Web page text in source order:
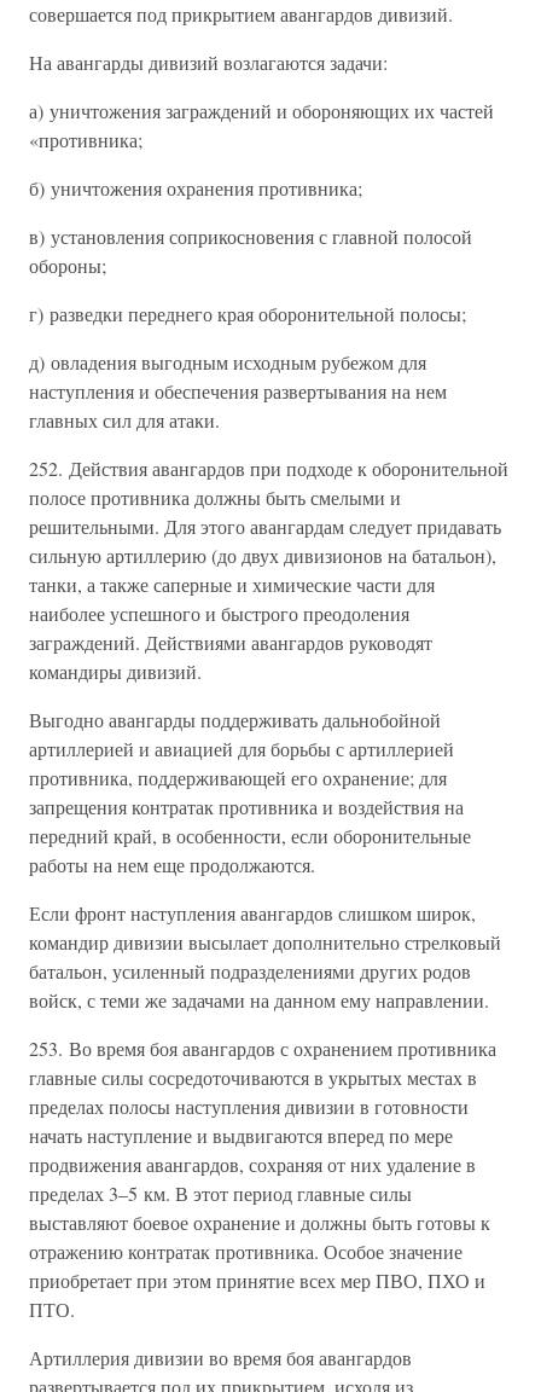
совершается под прикрытием авангардов дивизий.
На авангарды дивизий возлагаются задачи:
а) уничтожения заграждений и обороняющих их частей
«противника;
б) уничтожения охранения противника;
в) установления соприкосновения с главной полосой
обороны;
г) разведки переднего края оборонительной полосы;
д) овладения выгодным исходным рубежом для
наступления и обеспечения развертывания на нем
главных сил для атаки.
252. Действия авангардов при подходе к оборонительной
полосе противника должны быть смелыми и
решительными. Для этого авангардам следует придавать
сильную артиллерию (до двух дивизионов на батальон),
танки, а также саперные и химические части для
наиболее успешного и быстрого преодоления
заграждений. Действиями авангардов руководят
командиры дивизий.
Выгодно авангарды поддерживать дальнобойной
артиллерией и авиацией для борьбы с артиллерией
противника, поддерживающей его охранение; для
запрещения контратак противника и воздействия на
передний край, в особенности, если оборонительные
работы на нем еще продолжаются.
Если фронт наступления авангардов слишком широк,
командир дивизии высылает дополнительно стрелковый
батальон, усиленный подразделениями других родов
войск, с теми же задачами на данном ему направлении.
253. Во время боя авангардов с охранением противника
главные силы сосредоточиваются в укрытых местах в
пределах полосы наступления дивизии в готовности
начать наступление и выдвигаются вперед по мере
продвижения авангардов, сохраняя от них удаление в
пределах 3–5 км. В этот период главные силы
выставляют боевое охранение и должны быть готовы к
отражению контратак противника. Особое значение
приобретает при этом принятие всех мер ПВО, ПХО и
ПТО.
Артиллерия дивизии во время боя авангардов
развертывается под их прикрытием, исходя из